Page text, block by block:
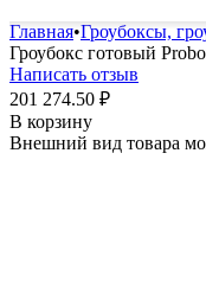
Главная•Гроубоксы,
Гроубокс готовый
Написать отзыв
201 274.50 ₽
В корзину
Внешний вид товара